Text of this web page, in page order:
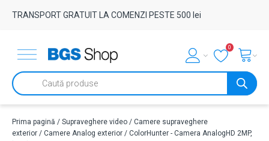
TRANSPORT GRATUIT LA COMENZI PESTE 500 lei
0
Products
search
Prima pagină / Supraveghere video / Camere supraveghere
exterior / Camere Analog exterior / ColorHunter - Camera AnalogHD 2MP,